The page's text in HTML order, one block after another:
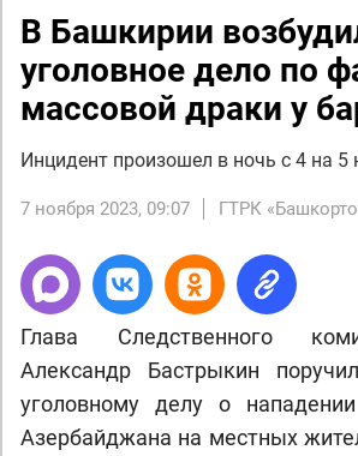
В Башкирии
уголовное дело по
массовой драки у
Инцидент произошел в ночь с 4 на 5
7 ноября 2023, 09:07 ГТРК
Глава Следственного
Александр Бастрыкин
уголовному делу о
Азербайджана на местных